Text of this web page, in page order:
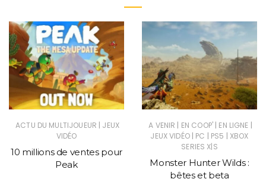
ACTU DU MULTIJOUEUR | JEUX
VIDÉO
10 millions de ventes pour
Peak
A VENIR | EN COOP' | EN LIGNE |
JEUX VIDÉO | PC | PS5 | XBOX
SERIES X|S
Monster Hunter Wilds :
bêtes et beta